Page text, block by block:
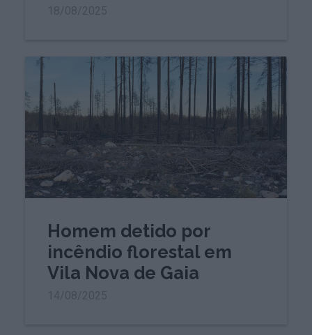
Homem detido por
incêndio florestal em
Vila Nova de Gaia